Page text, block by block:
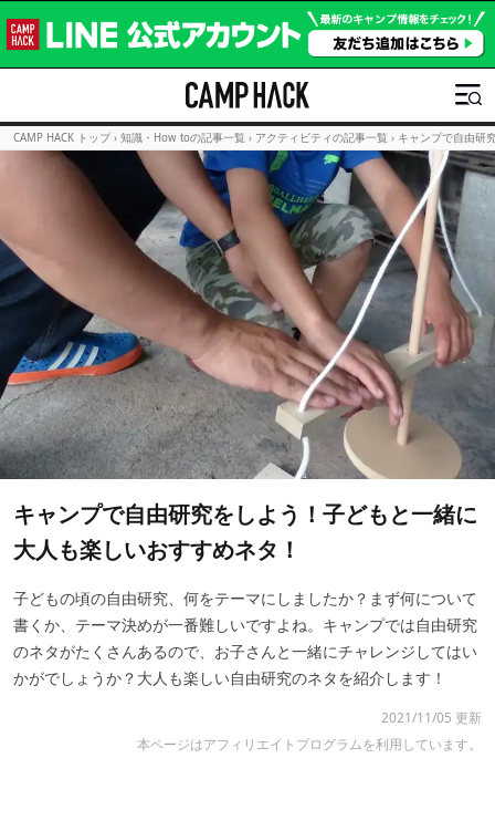
CAMP HACK トップ › 知識・How toの記事一覧 › アクティビティの記事一覧 › キャンプで自由研
キャンプで自由研究をしよう！子どもと一緒に
大人も楽しいおすすめネタ！
子どもの頃の自由研究、何をテーマにしましたか？まず何について
書くか、テーマ決めが一番難しいですよね。キャンプでは自由研究
のネタがたくさんあるので、お子さんと一緒にチャレンジしてはい
かがでしょうか？大人も楽しい自由研究のネタを紹介します！
2021/11/05 更新
本ページはアフィリエイトプログラムを利用しています。